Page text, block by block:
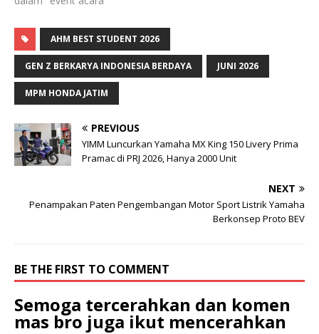
AHM BEST STUDENT 2026
GEN Z BERKARYA INDONESIA BERDAYA JUNI 2026
MPM HONDA JATIM
PREVIOUS
YIMM Luncurkan Yamaha MX King 150 Livery Prima
Pramac di PRJ 2026, Hanya 2000 Unit
NEXT
Penampakan Paten Pengembangan Motor Sport Listrik Yamaha
Berkonsep Proto BEV
BE THE FIRST TO COMMENT
Semoga tercerahkan dan komen
mas bro juga ikut mencerahkan